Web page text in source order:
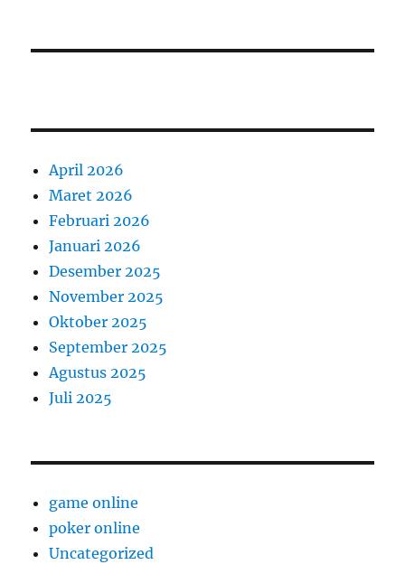
April 2026
Maret 2026
Februari 2026
Januari 2026
Desember 2025
November 2025
Oktober 2025
September 2025
Agustus 2025
Juli 2025
game online
poker online
Uncategorized